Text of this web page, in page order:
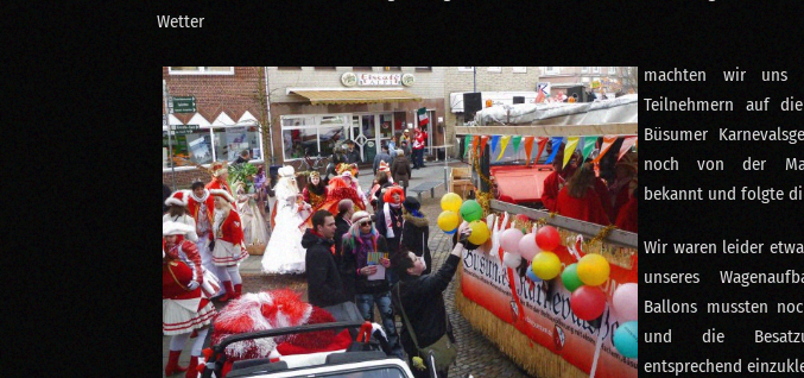
Wetter
machten wir uns
Teilnehmern auf
Büsumer
noch von der
bekannt und folgte
Wir waren leider
unseres
Ballons mussten
und die
entsprechend